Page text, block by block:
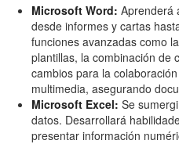
Microsoft Word: Aprenderá
desde informes y cartas
funciones avanzadas como
plantillas, la combinación de
cambios para la
multimedia, asegurando
Microsoft Excel: Se
datos. Desarrollará
presentar información